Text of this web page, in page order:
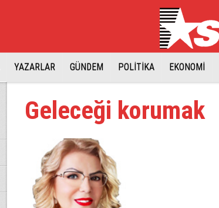
YAZARLAR GÜNDEM POLİTİKA EKONOMİ
Geleceği korumak